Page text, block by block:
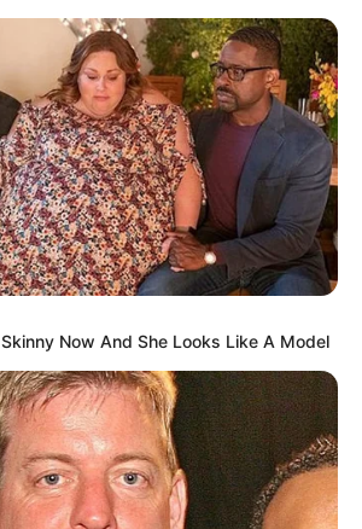
Now And She Looks Like A Model